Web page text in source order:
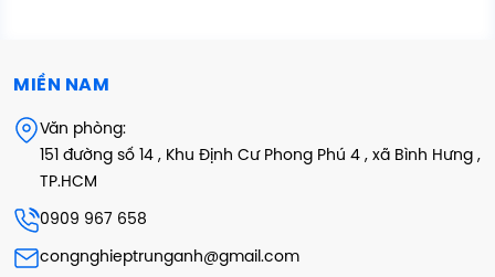
MIỀN NAM
Văn phòng:
151 đường số 14 , Khu Định Cư Phong Phú 4 , xã Bình Hưng ,
TP.HCM
0909 967 658
congnghieptrunganh@gmail.com